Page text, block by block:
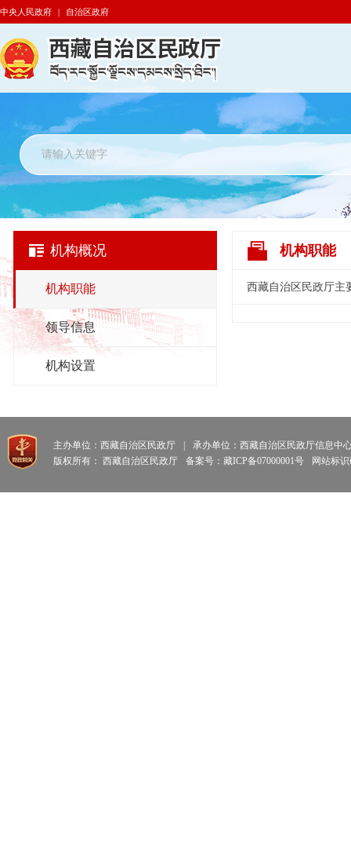
中央人民政府 | 自治区政府
机构概况
机构职能
领导信息
机构设置
机构职能
西藏自治区民政厅主
主办单位：西藏自治区民政厅
承办单位：西藏自治区民政厅信息中
版权所有： 西藏自治区民政厅
备案号：藏ICP备07000001号 网站标识